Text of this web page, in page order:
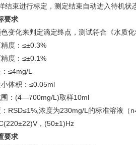
结束进行标定，测定结束自动进入待机状
要求
变化来判定滴定终点，测试符合《水质
度：≤±0.3%
度：≤±0.1%
≤4mg/L
体积：≤0.05ml
围：(4—700mg/L)取样10ml
RSD≤1%,浓度为230mg/L的标准溶液（
，(50±1)Hz
要求